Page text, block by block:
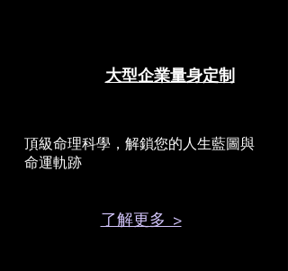
大型企業量身定制
頂級命理科學，解鎖您的人生藍圖與
命運軌跡
了解更多 >